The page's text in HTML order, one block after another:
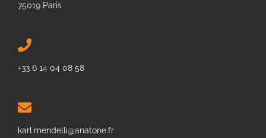
75019 Paris
+33 6 14 04 08 58
karl.mendelli@anatone.fr